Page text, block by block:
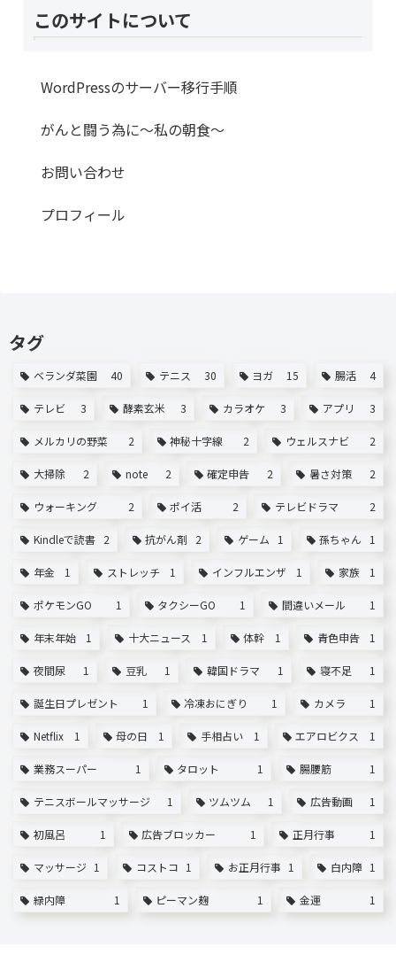
このサイトについて
WordPressのサーバー移行手順
がんと闘う為に～私の朝食～
お問い合わせ
プロフィール
タグ
ベランダ菜園 40 テニス 30 ヨガ 15 腸活 4
テレビ 3 酵素玄米 3 カラオケ 3 アプリ 3
メルカリの野菜 2 神秘十字線 2 ウェルスナビ 2
大掃除 2 note 2 確定申告 2 暑さ対策 2
ウォーキング 2 ポイ活 2 テレビドラマ 2
Kindleで読書 2 抗がん剤 2 ゲーム 1 孫ちゃん 1
年金 1 ストレッチ 1 インフルエンザ 1 家族 1
ポケモンGO 1 タクシーGO 1 間違いメール 1
年末年始 1 十大ニュース 1 体幹 1 青色申告 1
夜間尿 1 豆乳 1 韓国ドラマ 1 寝不足 1
誕生日プレゼント 1 冷凍おにぎり 1 カメラ 1
Netflix 1 母の日 1 手相占い 1 エアロビクス 1
業務スーパー 1 タロット 1 腸腰筋 1
テニスボールマッサージ 1 ツムツム 1 広告動画 1
初風呂 1 広告ブロッカー 1 正月行事 1
マッサージ 1 コストコ 1 お正月行事 1 白内障 1
緑内障 1 ピーマン麹 1 金運 1